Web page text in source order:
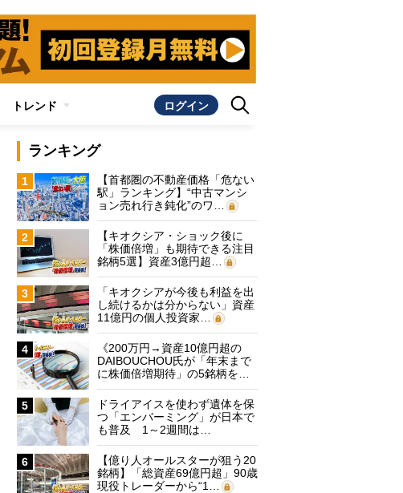
トレンド ログイン
ランキング
1
【首都圏の不動産価格「危ない
駅」ランキング】“中古マンシ
ョン売れ行き鈍化”のワ…
2
【キオクシア・ショック後に
「株価倍増」も期待できる注目
銘柄5選】資産3億円超…
3
「キオクシアが今後も利益を出
し続けるかは分からない」資産
11億円の個人投資家…
4
《200万円→資産10億円超の
DAIBOUCHOU氏が「年末まで
に株価倍増期待」の5銘柄を…
5
ドライアイスを使わず遺体を保
つ「エンバーミング」が日本で
も普及 1～2週間は…
6
【億り人オールスターが狙う20
銘柄】「総資産69億円超」90歳
現役トレーダーから“1…